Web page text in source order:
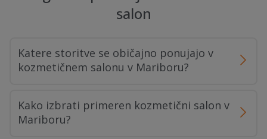
salon
Katere storitve se običajno ponujajo v
kozmetičnem salonu v Mariboru?
Kako izbrati primeren kozmetični salon v
Mariboru?